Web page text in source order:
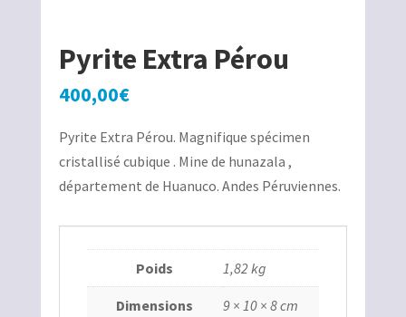
Pyrite Extra Pérou
400,00€
Pyrite Extra Pérou. Magnifique spécimen
cristallisé cubique . Mine de hunazala ,
département de Huanuco. Andes Péruviennes.
Poids 1,82 kg
Dimensions 9 × 10 × 8 cm